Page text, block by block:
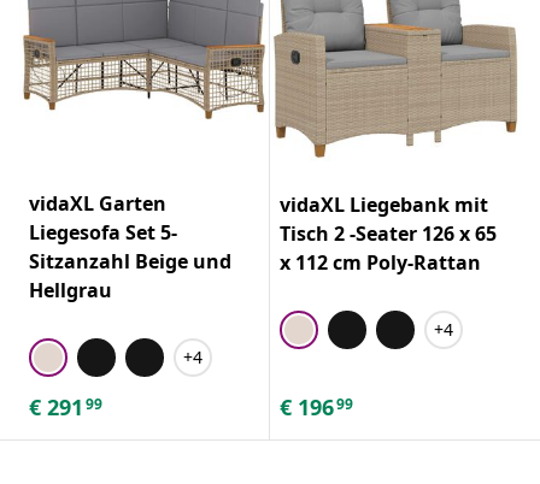
vidaXL Garten
Liegesofa Set 5-
Sitzanzahl Beige und
Hellgrau
+4
€ 291 99
vidaXL Liegebank mit
Tisch 2 -Seater 126 x 65
x 112 cm Poly-Rattan
+4
€ 19699